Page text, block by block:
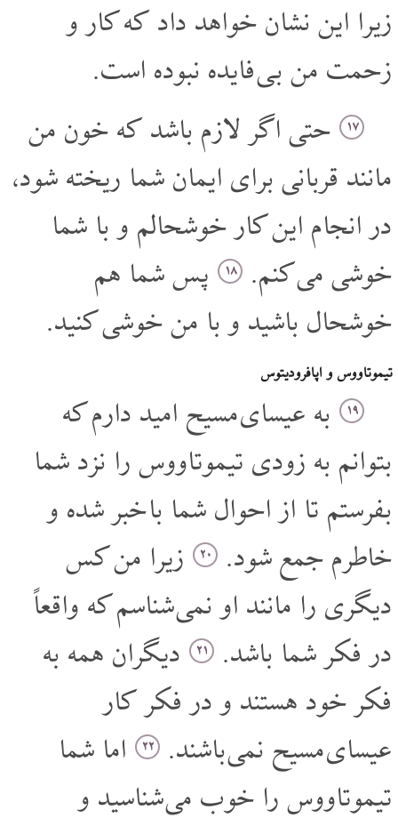
زیرا این نشان خواهد داد که کار و
زحمت من بی فایده نبوده است.
۱۷ حتی اگر لازم باشد که خون من
مانند قربانی برای ایمان شما ریخته شود،
در انجام این کار خوشحالم و با شما
خوشی می کنم.
۱۸ پس شما هم
خوشحال باشید و با من خوشی کنید.
تیموتاووس و اپافرودیتوس
۱۹ به عیسای مسیح امید دارم که
بتوانم به زودی تیموتاووس را نزد شما
بفرستم تا از احوال شما با خبر شده و
خاطرم جمع شود.
۲۰ زیرا من کس
دیگری را مانند او نمی شناسم که واقعاً
در فکر شما باشد.
۲۱ دیگران همه به
فکر خود هستند و در فکر کار
عیسای مسیح نمی باشند.
۲۲ اما شما
تیموتاووس را خوب می شناسید و